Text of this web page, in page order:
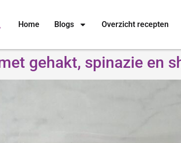
Home Blogs Overzicht recepten
gehakt, spinazie en